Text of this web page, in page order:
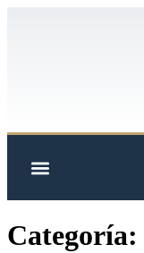
Categoría: